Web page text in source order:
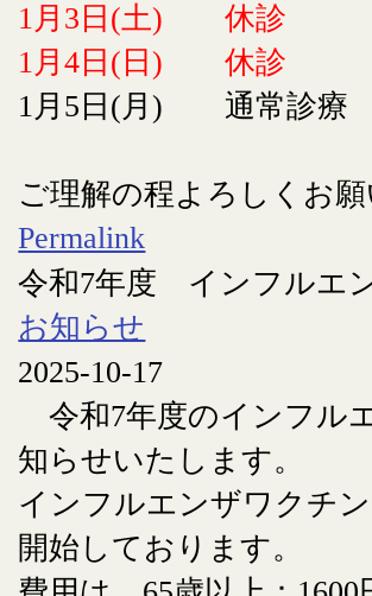
1月3日(土) 休診
1月4日(日) 休診
1月5日(月) 通常診療
ご理解の程よろしくお
Permalink
令和7年度 インフルエ
お知らせ
2025-10-17
令和7年度のインフル
知らせいたします。
インフルエンザワクチ
開始しております。